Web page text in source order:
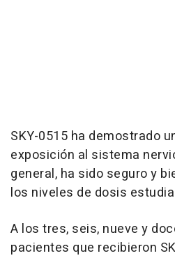
SKY-0515 ha demostrado
exposición al sistema
general, ha sido seguro y
los niveles de dosis
A los tres, seis, nueve y
pacientes que recibieron